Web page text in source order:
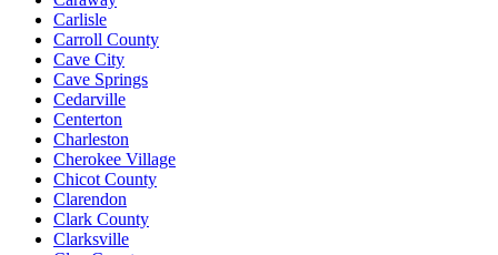
Carlisle
Carroll County
Cave City
Cave Springs
Cedarville
Centerton
Charleston
Cherokee Village
Chicot County
Clarendon
Clark County
Clarksville